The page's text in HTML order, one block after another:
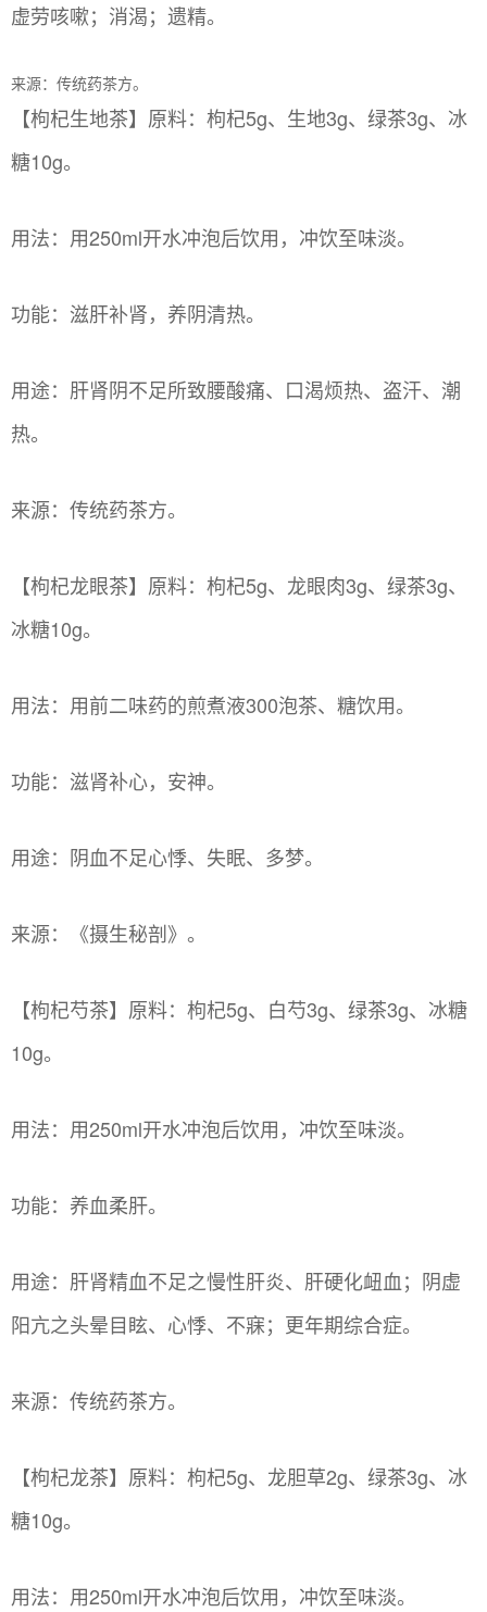
虚劳咳嗽；消渴；遗精。
来源：传统药茶方。
【枸杞生地茶】原料：枸杞5g、生地3g、绿茶3g、冰
糖10g。
用法：用250ml开水冲泡后饮用，冲饮至味淡。
功能：滋肝补肾，养阴清热。
用途：肝肾阴不足所致腰酸痛、口渴烦热、盗汗、潮
热。
来源：传统药茶方。
【枸杞龙眼茶】原料：枸杞5g、龙眼肉3g、绿茶3g、
冰糖10g。
用法：用前二味药的煎煮液300泡茶、糖饮用。
功能：滋肾补心，安神。
用途：阴血不足心悸、失眠、多梦。
来源：《摄生秘剖》。
【枸杞芍茶】原料：枸杞5g、白芍3g、绿茶3g、冰糖
10g。
用法：用250ml开水冲泡后饮用，冲饮至味淡。
功能：养血柔肝。
用途：肝肾精血不足之慢性肝炎、肝硬化衄血；阴虚
阳亢之头晕目眩、心悸、不寐；更年期综合症。
来源：传统药茶方。
【枸杞龙茶】原料：枸杞5g、龙胆草2g、绿茶3g、冰
糖10g。
用法：用250ml开水冲泡后饮用，冲饮至味淡。